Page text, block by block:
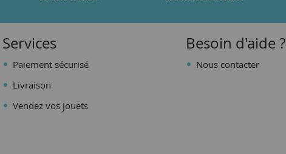
Services
Paiement sécurisé
Livraison
Vendez vos jouets
Besoin d'aide ?
Nous contacter